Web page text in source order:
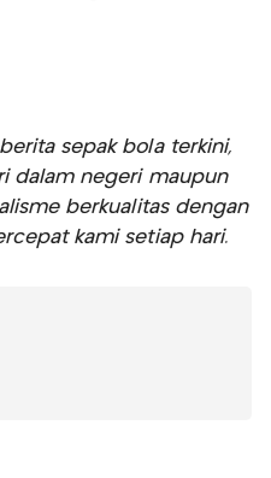
sepak bola terkini,
dalam negeri maupun
berkualitas dengan
kami setiap hari.